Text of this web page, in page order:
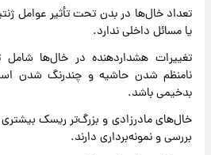
تعداد خال‌ها در بدن تحت تأثیر عوامل
یا مسائل داخلی ندارد.
تغییرات هشداردهنده در خال‌ها شامل
نامنظم شدن حاشیه و چندرنگ شدن است
بدخیمی باشد.
خال‌های مادرزادی و بزرگ‌تر ریسک بیشتری
بررسی و نمونه‌برداری دارند.